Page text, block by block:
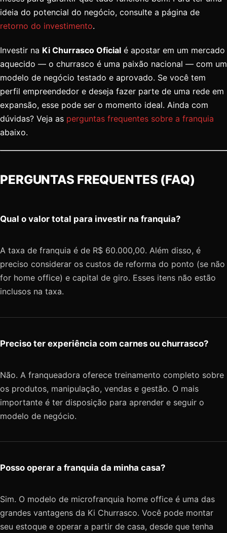
ideia do potencial do negócio, consulte a página de
retorno do investimento.
Investir na Ki Churrasco Oficial é apostar em um mercado
aquecido — o churrasco é uma paixão nacional — com um
modelo de negócio testado e aprovado. Se você tem
perfil empreendedor e deseja fazer parte de uma rede em
expansão, esse pode ser o momento ideal. Ainda com
dúvidas? Veja as perguntas frequentes sobre a franquia
abaixo.
PERGUNTAS FREQUENTES (FAQ)
Qual o valor total para investir na franquia?
A taxa de franquia é de R$ 60.000,00. Além disso, é
preciso considerar os custos de reforma do ponto (se não
for home office) e capital de giro. Esses itens não estão
inclusos na taxa.
Preciso ter experiência com carnes ou churrasco?
Não. A franqueadora oferece treinamento completo sobre
os produtos, manipulação, vendas e gestão. O mais
importante é ter disposição para aprender e seguir o
modelo de negócio.
Posso operar a franquia da minha casa?
Sim. O modelo de microfranquia home office é uma das
grandes vantagens da Ki Churrasco. Você pode montar
seu estoque e operar a partir de casa, desde que tenha